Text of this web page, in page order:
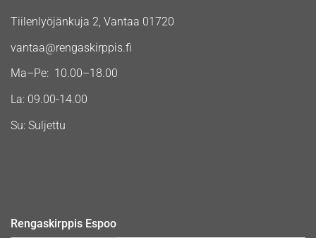
Tiilenlyöjänkuja 2, Vantaa 01720
vantaa@rengaskirppis.fi
Ma–Pe: 10.00–18.00
La: 09.00-14.00
Su: Suljettu
Rengaskirppis Espoo